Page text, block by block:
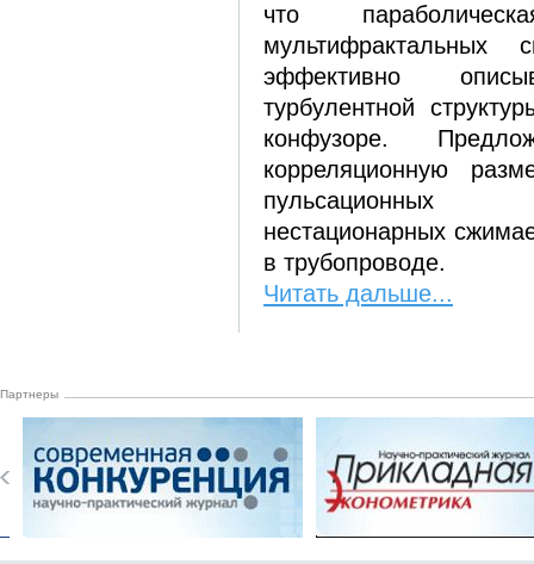
что
мультифрактальных
эффективно
турбулентной
конфузоре.
корреляционную
пульсационных
нестационарных
в трубопроводе.
Читать дальше...
Партнеры